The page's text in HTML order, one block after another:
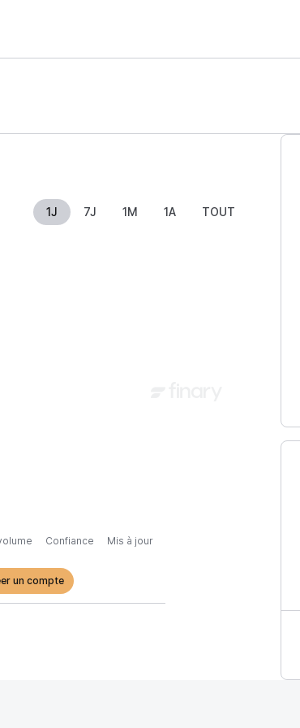
1J 7J 1M 1A TOUT
Confiance Mis à jour
un compte